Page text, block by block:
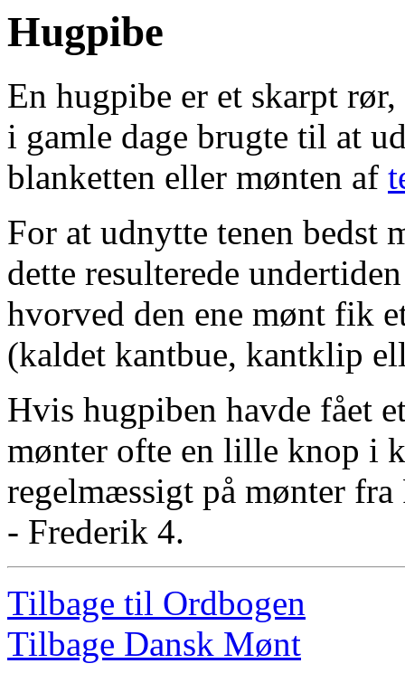
Hugpibe
En hugpibe er et skarpt rør,
i gamle dage brugte til at
blanketten eller mønten af
For at udnytte tenen bedst
dette resulterede
hvorved den ene mønt fik
(kaldet kantbue, kantklip
Hvis hugpiben havde fået
mønter ofte en lille knop i
regelmæssigt på mønter
- Frederik 4.
Tilbage til Ordbogen
Tilbage Dansk Mønt